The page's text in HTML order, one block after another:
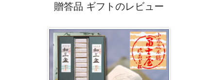
贈答品 ギフトのレビュー